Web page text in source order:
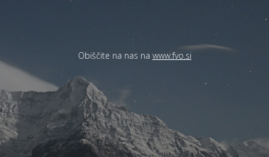
Obiščite na nas na www.fvo.si